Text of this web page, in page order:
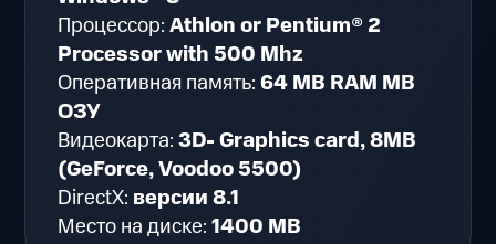
Процессор:Athlon or Pentium® 2
Processor with 500 Mhz
Оперативная память:64 MB RAM MB
ОЗУ
Видеокарта:3D- Graphics card, 8MB
(GeForce, Voodoo 5500)
DirectX: версии 8.1
Место на диске:1400 MB